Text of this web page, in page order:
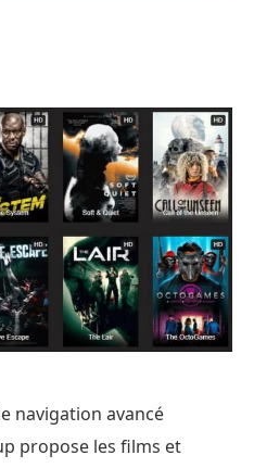
navigation avancé
propose les films et